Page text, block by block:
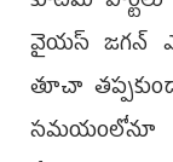
వైయస్ జగన్
తూచా
సమయంలోనూ